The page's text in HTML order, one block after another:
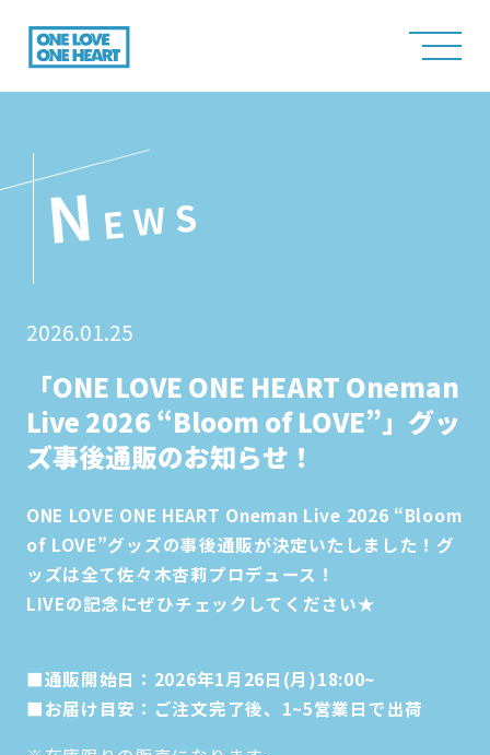
N EWS
2026.01.25
「ONE LOVE ONE HEART Oneman
Live 2026 “Bloom of LOVE”」グッ
ズ事後通販のお知らせ！
ONE LOVE ONE HEART Oneman Live 2026 “Bloom
of LOVE”グッズの事後通販が決定いたしました！グ
ッズは全て佐々木杏莉プロデュース！
LIVEの記念にぜひチェックしてください★
■通販開始日：2026年1月26日(月)18:00~
■お届け目安：ご注文完了後、1~5営業日で出荷